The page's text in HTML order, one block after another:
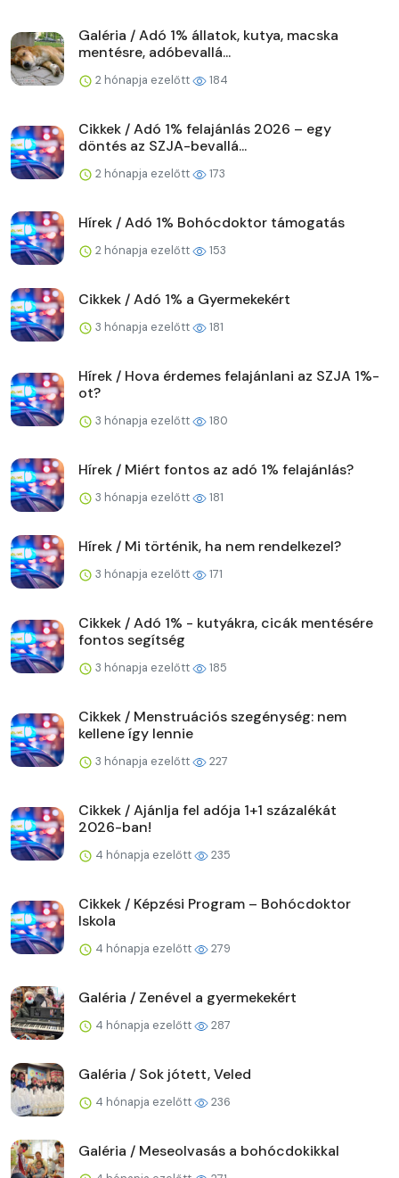
Galéria / Adó 1% állatok, kutya, macska
mentésre, adóbevallá...
2 hónapja ezelőtt 184
Cikkek / Adó 1% felajánlás 2026 – egy
döntés az SZJA-bevallá...
2 hónapja ezelőtt 173
Hírek / Adó 1% Bohócdoktor támogatás
2 hónapja ezelőtt 153
Cikkek / Adó 1% a Gyermekekért
3 hónapja ezelőtt 181
Hírek / Hova érdemes felajánlani az SZJA 1%-
ot?
3 hónapja ezelőtt 180
Hírek / Miért fontos az adó 1% felajánlás?
3 hónapja ezelőtt 181
Hírek / Mi történik, ha nem rendelkezel?
3 hónapja ezelőtt 171
Cikkek / Adó 1% - kutyákra, cicák mentésére
fontos segítség
3 hónapja ezelőtt 185
Cikkek / Menstruációs szegénység: nem
kellene így lennie
3 hónapja ezelőtt 227
Cikkek / Ajánlja fel adója 1+1 százalékát
2026-ban!
4 hónapja ezelőtt 235
Cikkek / Képzési Program – Bohócdoktor
Iskola
4 hónapja ezelőtt 279
Galéria / Zenével a gyermekekért
4 hónapja ezelőtt 287
Galéria / Sok jótett, Veled
4 hónapja ezelőtt 236
Galéria / Meseolvasás a bohócdokikkal